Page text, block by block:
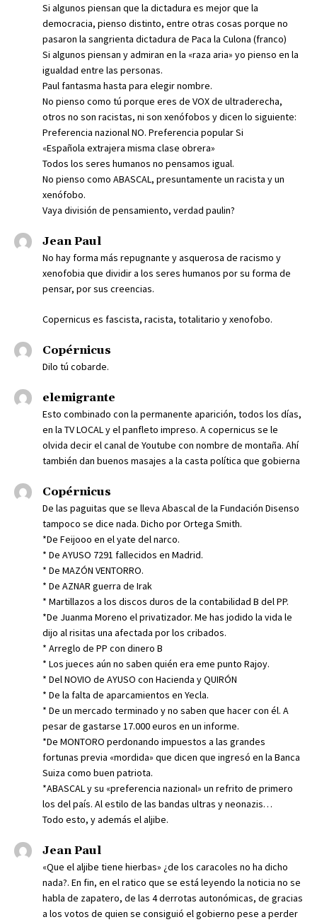
Si algunos piensan que la dictadura es mejor que la
democracia, pienso distinto, entre otras cosas porque no
pasaron la sangrienta dictadura de Paca la Culona (franco)
Si algunos piensan y admiran en la «raza aria» yo pienso en la
igualdad entre las personas.
Paul fantasma hasta para elegir nombre.
No pienso como tú porque eres de VOX de ultraderecha,
otros no son racistas, ni son xenófobos y dicen lo siguiente:
Preferencia nazional NO. Preferencia popular Si
«Española extrajera misma clase obrera»
Todos los seres humanos no pensamos igual.
No pienso como ABASCAL, presuntamente un racista y un
xenófobo.
Vaya división de pensamiento, verdad paulin?
Jean Paul
No hay forma más repugnante y asquerosa de racismo y
xenofobia que dividir a los seres humanos por su forma de
pensar, por sus creencias.
Copernicus es fascista, racista, totalitario y xenofobo.
Copérnicus
Dilo tú cobarde.
elemigrante
Esto combinado con la permanente aparición, todos los días,
en la TV LOCAL y el panfleto impreso. A copernicus se le
olvida decir el canal de Youtube con nombre de montaña. Ahí
también dan buenos masajes a la casta política que gobierna
Copérnicus
De las paguitas que se lleva Abascal de la Fundación Disenso
tampoco se dice nada. Dicho por Ortega Smith.
*De Feijooo en el yate del narco.
* De AYUSO 7291 fallecidos en Madrid.
* De MAZÓN VENTORRO.
* De AZNAR guerra de Irak
* Martillazos a los discos duros de la contabilidad B del PP.
*De Juanma Moreno el privatizador. Me has jodido la vida le
dijo al risitas una afectada por los cribados.
* Arreglo de PP con dinero B
* Los jueces aún no saben quién era eme punto Rajoy.
* Del NOVIO de AYUSO con Hacienda y QUIRÓN
* De la falta de aparcamientos en Yecla.
* De un mercado terminado y no saben que hacer con él. A
pesar de gastarse 17.000 euros en un informe.
*De MONTORO perdonando impuestos a las grandes
fortunas previa «mordida» que dicen que ingresó en la Banca
Suiza como buen patriota.
*ABASCAL y su «preferencia nazional» un refrito de primero
los del país. Al estilo de las bandas ultras y neonazis…
Todo esto, y además el aljibe.
Jean Paul
«Que el aljibe tiene hierbas» ¿de los caracoles no ha dicho
nada?. En fin, en el ratico que se está leyendo la noticia no se
habla de zapatero, de las 4 derrotas autonómicas, de gracias
a los votos de quien se consiguió el gobierno pese a perder